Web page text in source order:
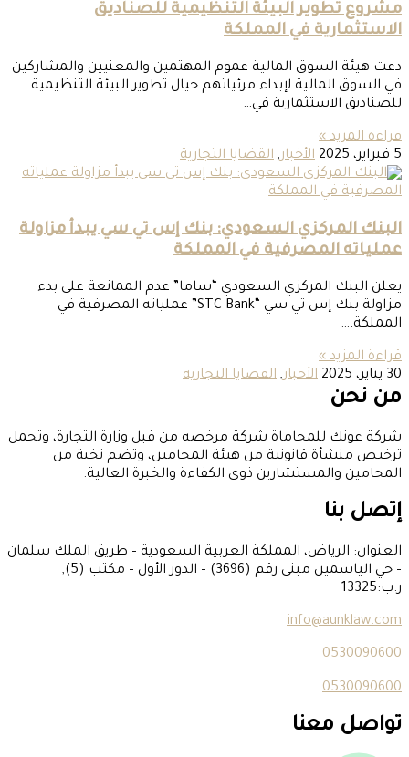
مشروع تطوير البيئة التنظيمية للصناديق
الاستثمارية في المملكة
دعت هيئة السوق المالية عموم المهتمين والمعنيين والمشاركين
في السوق المالية لإبداء مرئياتهم حيال تطوير البيئة التنظيمية
للصناديق الاستثمارية في…
قراءة المزيد »
5 فبراير، 2025
الأخبار, القضايا التجارية
البنك المركزي السعودي: بنك إس تي سي يبدأ مزاولة
عملياته المصرفية في المملكة
يعلن البنك المركزي السعودي “ساما” عدم الممانعة على بدء
مزاولة بنك إس تي سي “STC Bank” عملياته المصرفية في
المملكة.…
قراءة المزيد »
30 يناير، 2025
الأخبار, القضايا التجارية
من نحن
شركة عونك للمحاماة شركة مرخصه من قبل وزارة التجارة، وتحمل
ترخيص منشأة قانونية من هيئة المحامين، وتضم نخبة من
المحامين والمستشارين ذوي الكفاءة والخبرة العالية.
إتصل بنا
العنوان: الرياض، المملكة العربية السعودية – طريق الملك سلمان
– حي الياسمين مبنى رقم (3696) – الدور الأول – مكتب (5),
ر.ب:13325
info@aunklaw.com
0530090600
0530090600
تواصل معنا